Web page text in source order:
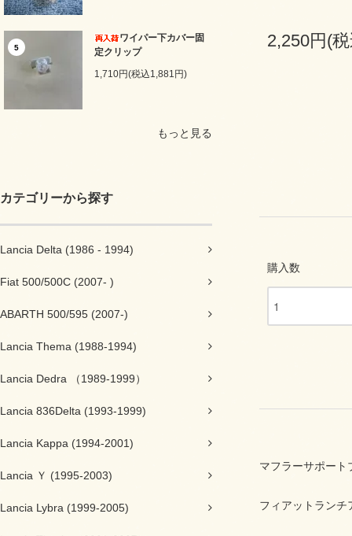
5
ワイパー下カバー固
定クリップ
1,710円(税込1,881円)
もっと見る
カテゴリーから探す
Lancia Delta (1986 - 1994)
Fiat 500/500C (2007- )
ABARTH 500/595 (2007-)
Lancia Thema (1988-1994)
Lancia Dedra （1989-1999）
Lancia 836Delta (1993-1999)
Lancia Kappa (1994-2001)
Lancia Ｙ (1995-2003)
Lancia Lybra (1999-2005)
2,250円(
購入数
マフラーサポート
フィアットランチ